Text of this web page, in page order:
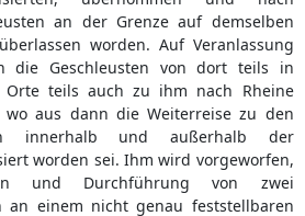
an der Grenze auf demselben
worden. Auf Veranlassung
die Geschleusten von dort teils in
Orte teils auch zu ihm nach Rheine
wo aus dann die Weiterreise zu den
innerhalb und außerhalb der
worden sei. Ihm wird vorgeworfen,
und Durchführung von zwei
an einem nicht genau feststellbaren